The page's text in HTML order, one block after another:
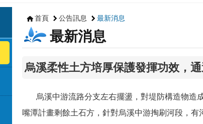
首頁 公告訊息 最新消息
最新消息
烏溪柔性土方培厚保護發揮功效，
烏溪中游流路分支左右擺盪，對堤防構造物造
嘴潭計畫剩餘土石方，針對烏溪中游掏刷河段，